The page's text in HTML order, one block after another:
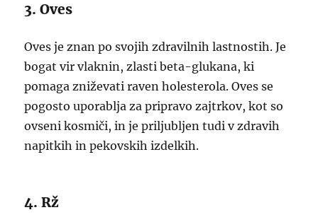
3. Oves
Oves je znan po svojih zdravilnih lastnostih. Je
bogat vir vlaknin, zlasti beta-glukana, ki
pomaga zniževati raven holesterola. Oves se
pogosto uporablja za pripravo zajtrkov, kot so
ovseni kosmiči, in je priljubljen tudi v zdravih
napitkih in pekovskih izdelkih.
4. Rž